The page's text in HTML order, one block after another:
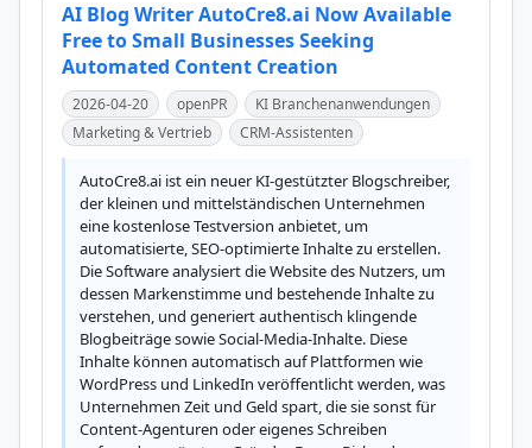
AI Blog Writer AutoCre8.ai Now Available
Free to Small Businesses Seeking
Automated Content Creation
2026-04-20 openPR
KI Branchenanwendungen
Marketing & Vertrieb
CRM-Assistenten
AutoCre8.ai ist ein neuer KI-gestützter Blogschreiber,
der kleinen und mittelständischen Unternehmen
eine kostenlose Testversion anbietet, um
automatisierte, SEO-optimierte Inhalte zu erstellen.
Die Software analysiert die Website des Nutzers, um
dessen Markenstimme und bestehende Inhalte zu
verstehen, und generiert authentisch klingende
Blogbeiträge sowie Social-Media-Inhalte. Diese
Inhalte können automatisch auf Plattformen wie
WordPress und LinkedIn veröffentlicht werden, was
Unternehmen Zeit und Geld spart, die sie sonst für
Content-Agenturen oder eigenes Schreiben